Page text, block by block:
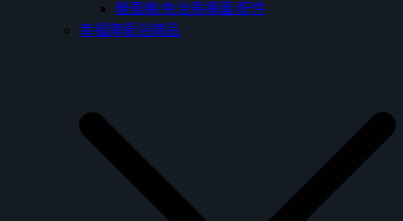
暖風機/免治馬桶蓋/配件
幸福牌衛浴精品